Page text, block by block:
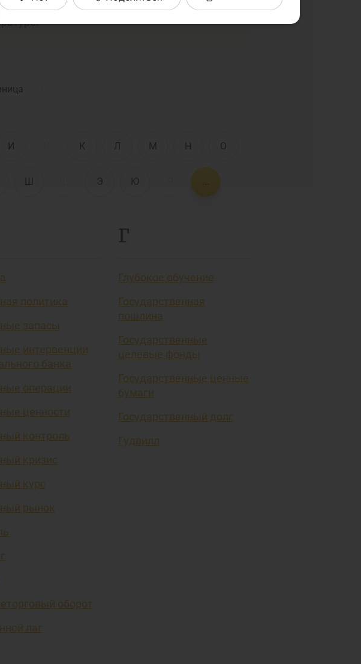
Интерактивные
понять незнакомые слова и термины в
И К Л М Н О
Ш Э Ю
политика
запасы
интервенции
банка
операции
ценности
контроль
кризис
курс
рынок
оборот
лаг
Г
Глубокое обучение
Государственная
пошлина
Государственные
целевые фонды
Государственные ценные
бумаги
Государственный долг
Гудвилл